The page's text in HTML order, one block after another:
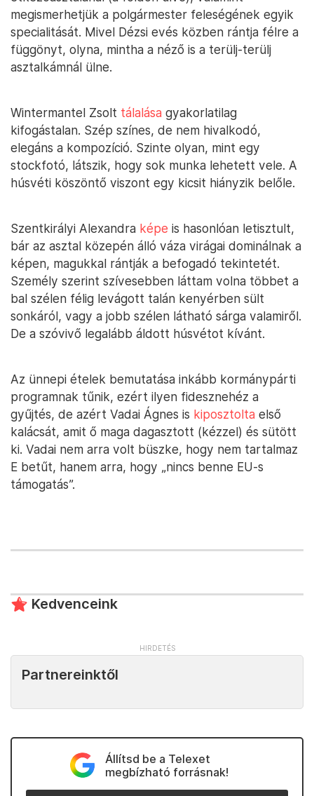
megismerhetjük a polgármester feleségének egyik
specialitását. Mivel Dézsi evés közben rántja félre a
függönyt, olyna, mintha a néző is a terülj-terülj
asztalkámnál ülne.
Wintermantel Zsolt tálalása gyakorlatilag
kifogástalan. Szép színes, de nem hivalkodó,
elegáns a kompozíció. Szinte olyan, mint egy
stockfotó, látszik, hogy sok munka lehetett vele. A
húsvéti köszöntő viszont egy kicsit hiányzik belőle.
Szentkirályi Alexandra képe is hasonlóan letisztult,
bár az asztal közepén álló váza virágai dominálnak a
képen, magukkal rántják a befogadó tekintetét.
Személy szerint szívesebben láttam volna többet a
bal szélen félig levágott talán kenyérben sült
sonkáról, vagy a jobb szélen látható sárga valamiről.
De a szóvivő legalább áldott húsvétot kívánt.
Az ünnepi ételek bemutatása inkább kormánypárti
programnak tűnik, ezért ilyen fidesznehéz a
gyűjtés, de azért Vadai Ágnes is kiposztolta első
kalácsát, amit ő maga dagasztott (kézzel) és sütött
ki. Vadai nem arra volt büszke, hogy nem tartalmaz
E betűt, hanem arra, hogy „nincs benne EU-s
támogatás”.
Kedvenceink
Partnereinktől
Állítsd be a Telexet
megbízható forrásnak!